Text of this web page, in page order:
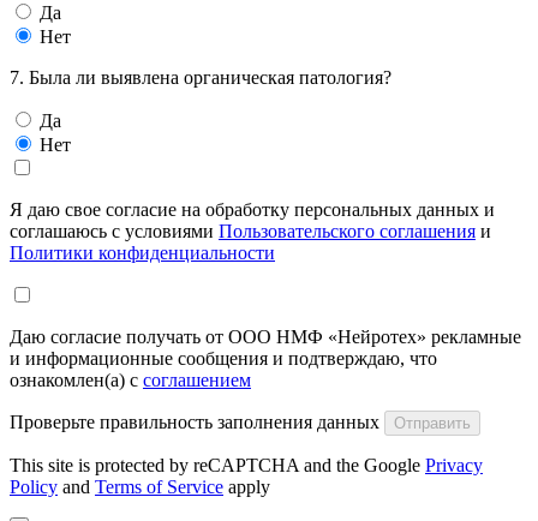
Да
Нет
7. Была ли выявлена органическая патология?
Да
Нет
Я даю свое согласие на обработку персональных данных и
соглашаюсь с условиями Пользовательского соглашения и
Политики конфиденциальности
Даю согласие получать от ООО НМФ «Нейротех» рекламные
и информационные сообщения и подтверждаю, что
ознакомлен(а) с соглашением
Проверьте правильность заполнения данных Отправить
This site is protected by reCAPTCHA and the Google Privacy
Policy and Terms of Service apply